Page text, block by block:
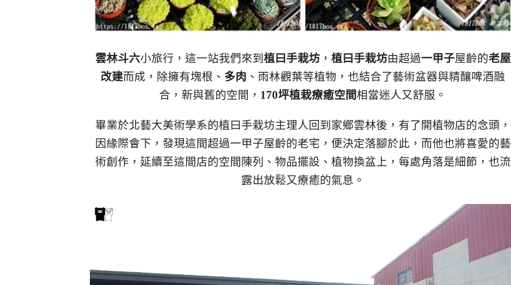
雲林斗六小旅行，這一站我們來到 植曰手栽坊， 植曰手栽坊由超過一甲子屋齡的老屋
改建而成，除擁有塊根、 多肉 、雨林觀葉等植物，也結合了藝術盆器與精釀啤酒融
合，新與舊的空間， 170坪植栽療癒空間相當迷人又舒服。
畢業於北藝大美術學系的植曰手栽坊主理人回到家鄉雲林後，有了開植物店的念頭，
因緣際會下，發現這間超過一甲子屋齡的老宅，便決定落腳於此，而他也將喜愛的藝
術創作，延續至這間店的空間陳列、物品擺設、植物換盆上，每處角落是細節，也流
露出放鬆又療癒的氣息。